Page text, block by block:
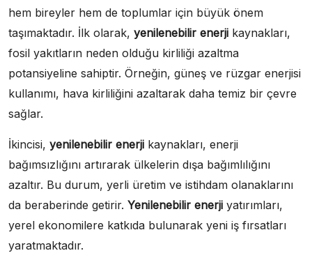
hem bireyler hem de toplumlar için büyük önem
taşımaktadır. İlk olarak, yenilenebilir enerji kaynakları,
fosil yakıtların neden olduğu kirliliği azaltma
potansiyeline sahiptir. Örneğin, güneş ve rüzgar enerjisi
kullanımı, hava kirliliğini azaltarak daha temiz bir çevre
sağlar.
İkincisi, yenilenebilir enerji kaynakları, enerji
bağımsızlığını artırarak ülkelerin dışa bağımlılığını
azaltır. Bu durum, yerli üretim ve istihdam olanaklarını
da beraberinde getirir. Yenilenebilir enerji yatırımları,
yerel ekonomilere katkıda bulunarak yeni iş fırsatları
yaratmaktadır.